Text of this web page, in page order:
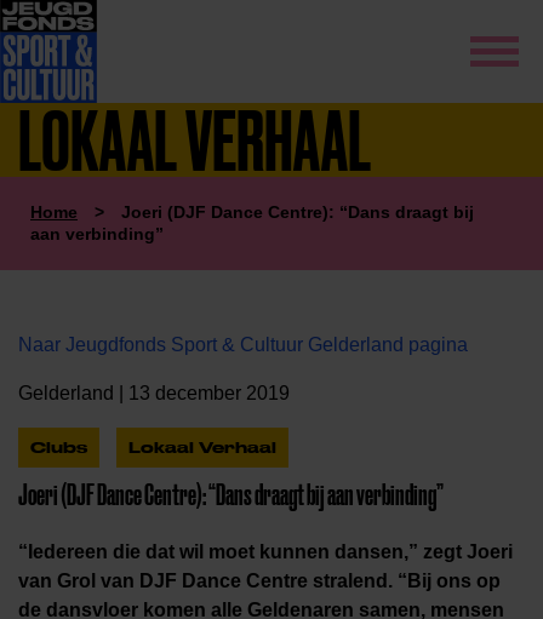
LOKAAL VERHAAL
Home >
Joeri (DJF Dance Centre): “Dans draagt bij
aan verbinding”
Naar Jeugdfonds Sport & Cultuur Gelderland pagina
Gelderland | 13 december 2019
Clubs Lokaal Verhaal
Joeri (DJF Dance Centre): “Dans draagt bij aan verbinding”
“Iedereen die dat wil moet kunnen dansen,” zegt Joeri
van Grol van DJF Dance Centre stralend. “Bij ons op
de dansvloer komen alle Geldenaren samen, mensen